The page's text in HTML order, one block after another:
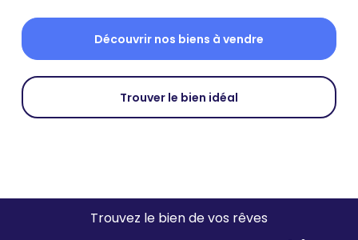
Découvrir nos biens à vendre
Trouver le bien idéal
Trouvez le bien de vos rêves